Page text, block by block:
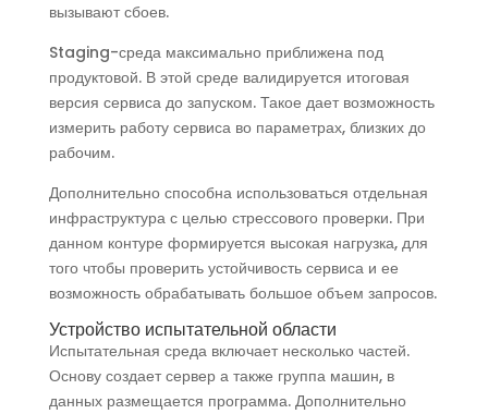
вызывают сбоев.
Staging-среда максимально приближена под
продуктовой. В этой среде валидируется итоговая
версия сервиса до запуском. Такое дает возможность
измерить работу сервиса во параметрах, близких до
рабочим.
Дополнительно способна использоваться отдельная
инфраструктура с целью стрессового проверки. При
данном контуре формируется высокая нагрузка, для
того чтобы проверить устойчивость сервиса и ее
возможность обрабатывать большое объем запросов.
Устройство испытательной области
Испытательная среда включает несколько частей.
Основу создает сервер а также группа машин, в
данных размещается программа. Дополнительно